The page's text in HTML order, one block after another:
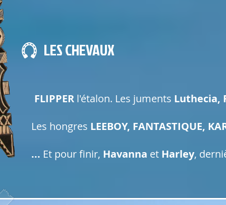
FLIPPER l'étalon. Les juments Luthecia,
Les hongres LEEBOY, FANTASTIQUE,
... Et pour finir, Havanna et Harley,
LES CHEVAUX